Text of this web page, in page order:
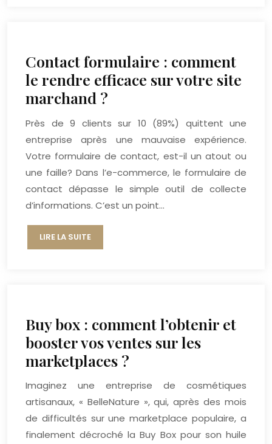
Contact formulaire : comment
le rendre efficace sur votre site
marchand ?
Près de 9 clients sur 10 (89%) quittent une
entreprise après une mauvaise expérience.
Votre formulaire de contact, est-il un atout ou
une faille? Dans l’e-commerce, le formulaire de
contact dépasse le simple outil de collecte
d’informations. C’est un point…
LIRE LA SUITE
Buy box : comment l’obtenir et
booster vos ventes sur les
marketplaces ?
Imaginez une entreprise de cosmétiques
artisanaux, « BelleNature », qui, après des mois
de difficultés sur une marketplace populaire, a
finalement décroché la Buy Box pour son huile